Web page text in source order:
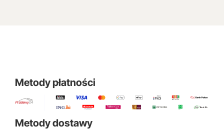
Metody płatności
Metody dostawy